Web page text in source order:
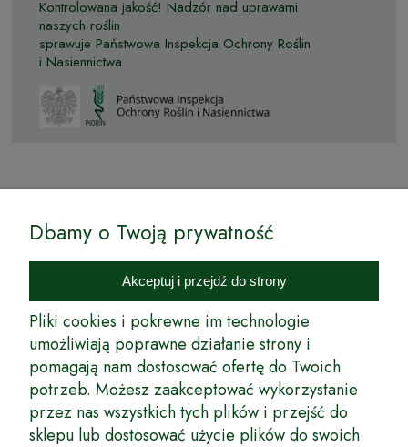
Kontrolowana jakość! Nadzór nad uprawami
naszych roślin
sprawuje Państwowa Inspekcja Ochrony Roślin
i Nasiennictwa
Internetowy Sklep Ogrodniczy Podkarpackie Sady to inicjatywa
podkarpackich szkółkarzy, której zamierzeniem jest wprowadzenie na
rynek wysokiej jakości drzewek owocowych, drzewek ozdobnych oraz
innych produktów pozwalających na uprawianie zarówno małych, jak
i dużych sadów oraz ogrodów.
Wspólnie stworzyliśmy dla Państwa kompleksową ofertę - wspaniałe
produkty, dary ziemi ze szkółek drzewek ozdobnych i owocowych,
których tradycje sięgają roku 1953. Drzewka produkowane są
z najwyższą starannością przez trzecie pokolenie plantatorów.
Długoletnie Doświadczenie sprawiło, że wszystkie drzewka cechuje
Dbamy o Twoją prywatność
Akceptuj i przejdź do strony
Pliki cookies i pokrewne im technologie
umożliwiają poprawne działanie strony i
pomagają nam dostosować ofertę do Twoich
potrzeb. Możesz zaakceptować wykorzystanie
przez nas wszystkich tych plików i przejść do
sklepu lub dostosować użycie plików do swoich